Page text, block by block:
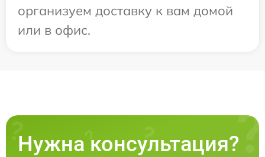
организуем доставку к вам домой
или в офис.
Нужна консультация?